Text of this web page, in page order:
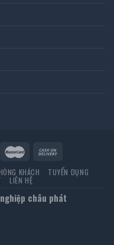
KHÁCH TUYỂN DỤNG
LIÊN HỆ
châu phát